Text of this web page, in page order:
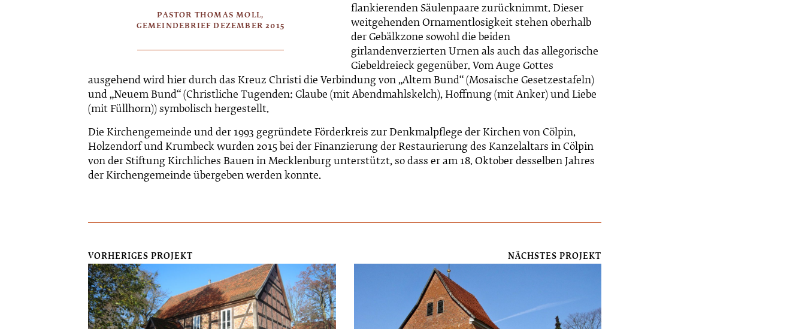
PASTOR THOMAS MOLL,
GEMEINDEBRIEF DEZEMBER 2015
flankierenden Säulenpaare zurücknimmt. Dieser
weitgehenden Ornamentlosigkeit stehen oberhalb
der Gebälkzone sowohl die beiden
girlandenverzierten Urnen als auch das allegorische
Giebeldreieck gegenüber. Vom Auge Gottes
ausgehend wird hier durch das Kreuz Christi die Verbindung von „Altem Bund“ (Mosaische Gesetzestafeln)
und „Neuem Bund“ (Christliche Tugenden: Glaube (mit Abendmahlskelch), Hoffnung (mit Anker) und Liebe
(mit Füllhorn)) symbolisch hergestellt.
Die Kirchengemeinde und der 1993 gegründete Förderkreis zur Denkmalpflege der Kirchen von Cölpin,
Holzendorf und Krumbeck wurden 2015 bei der Finanzierung der Restaurierung des Kanzelaltars in Cölpin
von der Stiftung Kirchliches Bauen in Mecklenburg unterstützt, so dass er am 18. Oktober desselben Jahres
der Kirchengemeinde übergeben werden konnte.
VORHERIGES PROJEKT NÄCHSTES PROJEKT